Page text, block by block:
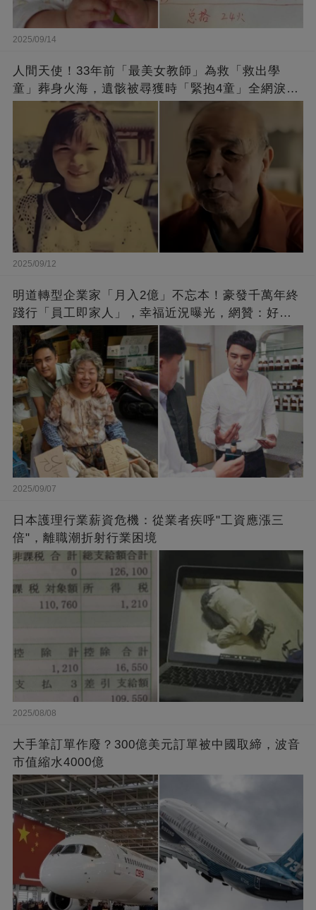
2025/09/14
人間天使！33年前「最美女教師」為救「救出學
童」葬身火海，遺骸被尋獲時「緊抱4童」全網淚
崩：真正的英雄不該被遺忘
2025/09/12
明道轉型企業家「月入2億」不忘本！豪發千萬年終
踐行「員工即家人」，幸福近況曝光，網贊：好老
闆的福報
2025/09/07
日本護理行業薪資危機：從業者疾呼"工資應漲三
倍"，離職潮折射行業困境
2025/08/08
大手筆訂單作廢？300億美元訂單被中國取締，波音
市值縮水4000億